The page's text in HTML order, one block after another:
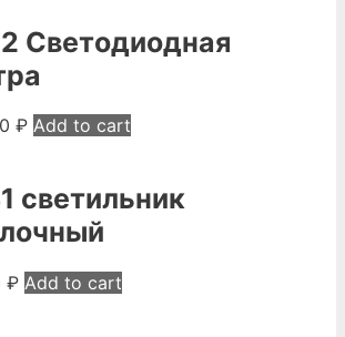
Светодиодная
₽ Add to cart
светильник
₽ Add to cart